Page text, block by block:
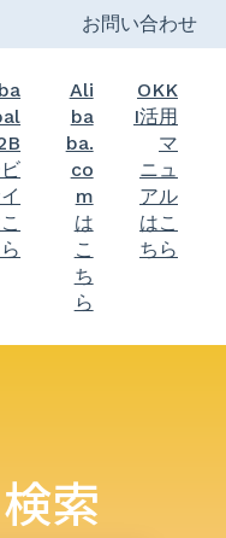
ーを表示お問い合わせ
Ali
ba
ba.
co
m
は
こ
ち
ら
OKK
I活用
マ
ニュ
アル
はこ
ちら
索